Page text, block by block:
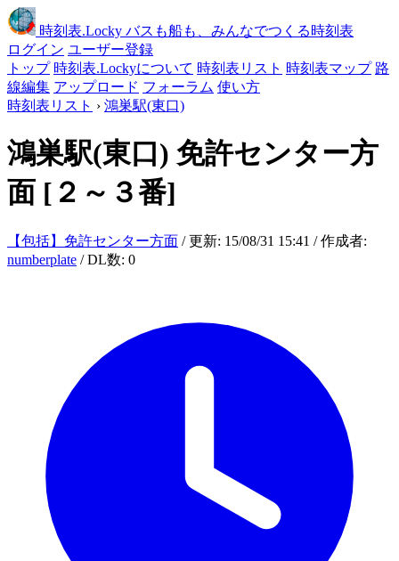
時刻表.Locky バスも船も、みんなでつくる時刻表
ログイン ユーザー登録
トップ 時刻表.Lockyについて 時刻表リスト 時刻表マップ 路
線編集 アップロード フォーラム 使い方
時刻表リスト › 鴻巣駅(東口)
鴻巣駅(東口) 免許センター方
面 [２～３番]
【包括】免許センター方面 / 更新: 15/08/31 15:41 / 作成者:
numberplate / DL数: 0